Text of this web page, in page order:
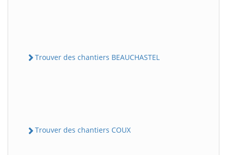
Trouver des chantiers BEAUCHASTEL
Trouver des chantiers COUX